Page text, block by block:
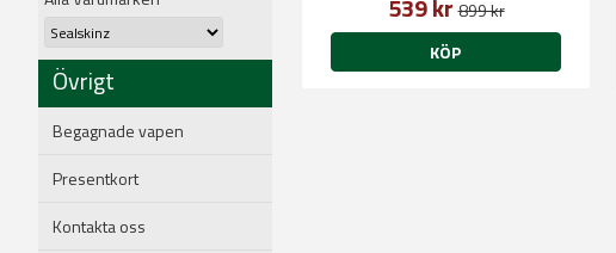
Övrigt
Begagnade vapen
Presentkort
Kontakta oss
539 kr899 kr
KÖP